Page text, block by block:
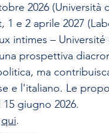
2026 (Università
e 2 aprile 2027
intimes –
prospettiva
ma
e l'italiano. Le
giugno 2026.
qui.